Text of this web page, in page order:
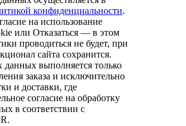
конфиденциальности.
на использование
или Отказаться — в этом
проводиться не будет, при
сайта сохранится.
выполняется только
заказа и исключительно
и доставки, где
согласие на обработку
в соответствии с